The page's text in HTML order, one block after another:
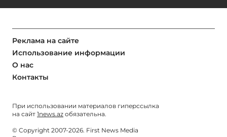
Реклама на сайте
Использование информации
О нас
Контакты
При использовании материалов гиперссылка
на сайт 1news.az обязательна.
© Copyright 2007-2026. First News Media